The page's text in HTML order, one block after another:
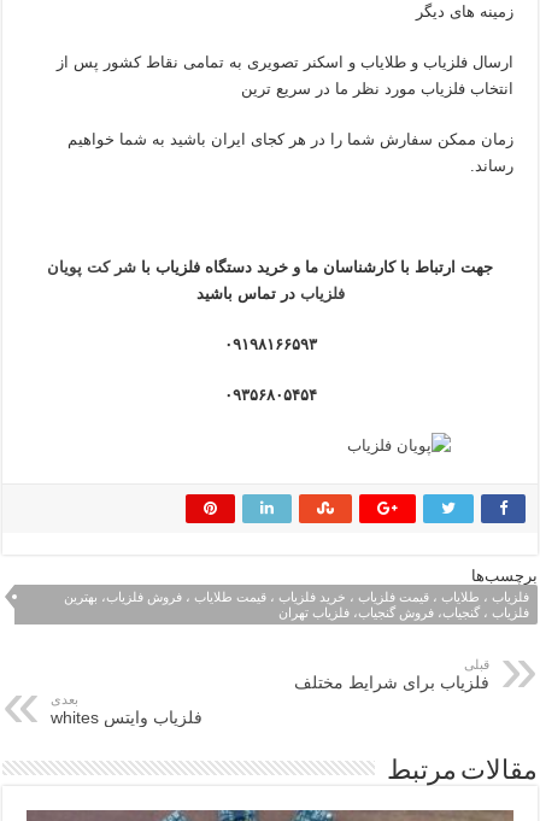
زمینه های دیگر
ارسال فلزیاب و طلایاب و اسکنر تصویری به تمامی نقاط کشور پس از
انتخاب فلزیاب مورد نظر ما در سریع ترین
زمان ممکن سفارش شما را در هر کجای ایران باشید به شما خواهیم
رساند.
جهت ارتباط با کارشناسان ما و خرید دستگاه فلزیاب با شر کت پویان
فلزیاب در تماس باشید
۰۹۱۹۸۱۶۶۵۹۳
۰۹۳۵۶۸۰۵۴۵۴
برچسب‌ها
فلزیاب ، طلایاب ، قیمت فلزیاب ، خرید فلزیاب ، قیمت طلایاب ، فروش فلزیاب، بهترین
فلزیاب ، گنجیاب، فروش گنجیاب، فلزیاب تهران
قبلی
فلزیاب برای شرایط مختلف
بعدی
فلزیاب وایتس whites
مقالات مرتبط